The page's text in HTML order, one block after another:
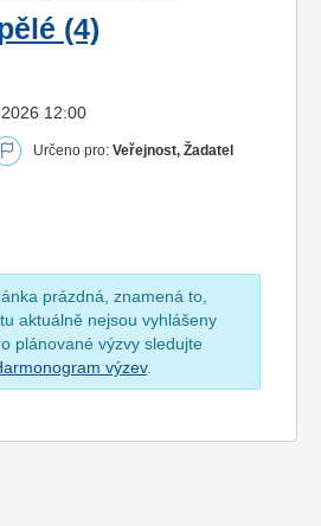
(4)
12:00
Určeno pro: Veřejnost, Žadatel
prázdná, znamená to,
aktuálně nejsou vyhlášeny
plánované výzvy sledujte
výzev.